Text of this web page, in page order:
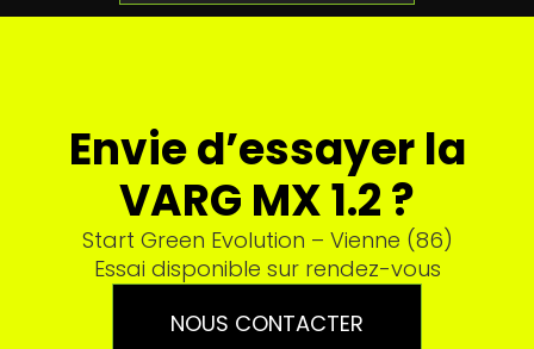
Envie d’essayer la
VARG MX 1.2 ?
Start Green Evolution – Vienne (86)
Essai disponible sur rendez-vous
NOUS CONTACTER